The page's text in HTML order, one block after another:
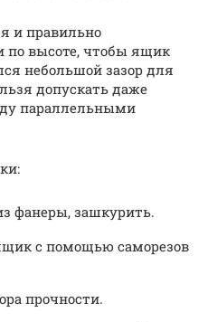
и правильно
по высоте, чтобы ящик
небольшой зазор для
допускать даже
параллельными
фанеры, зашкурить.
с помощью саморезов
прочности.